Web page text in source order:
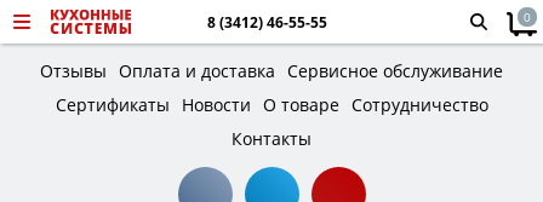
8 (3412) 46-55-55 0
Отзывы Оплата и доставка Сервисное обслуживание
Сертификаты
Новости О товаре Сотрудничество
Контакты